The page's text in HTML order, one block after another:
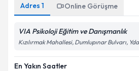
Adres 1 Online Görüşme
VIA Psikoloji Eğitim ve Danışmanlık
Kızılırmak Mahallesi, Dumlupınar Bulvarı,
En Yakın Saatler